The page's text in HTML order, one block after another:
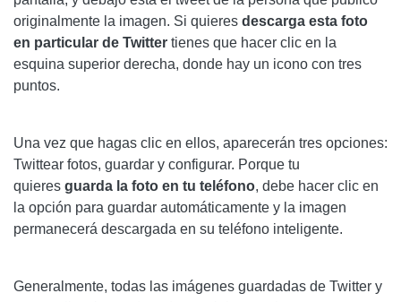
originalmente la imagen. Si quieres descarga esta foto
en particular de Twitter tienes que hacer clic en la
esquina superior derecha, donde hay un icono con tres
puntos.
Una vez que hagas clic en ellos, aparecerán tres opciones:
Twittear fotos, guardar y configurar. Porque tu
quieres guarda la foto en tu teléfono, debe hacer clic en
la opción para guardar automáticamente y la imagen
permanecerá descargada en su teléfono inteligente.
Generalmente, todas las imágenes guardadas de Twitter y